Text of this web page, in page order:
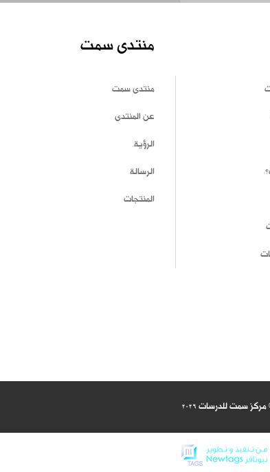
منتدى سمت
منتدى سمت
عن المنتدى
الرؤية
الرسالة
المنتجات
سمت للدرسات2026